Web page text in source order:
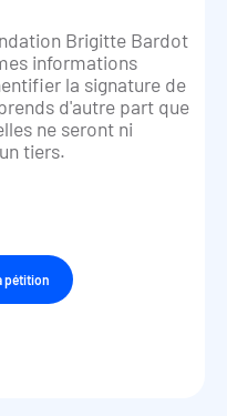
Brigitte Bardot
informations
la signature de
d'autre part que
ne seront ni
tiers.
pétition